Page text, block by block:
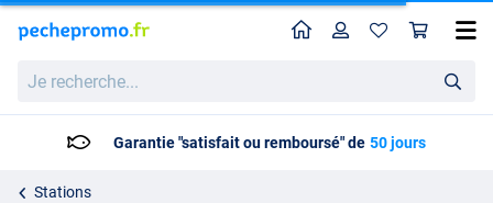
recherche...
HomeProfil
Garantie "satisfait ou remboursé" de 50 jours
Stations
Bol à Appâts Ultimate Seatbox Bait Bowl